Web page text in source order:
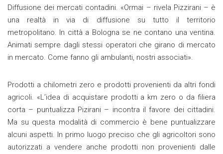
Diffusione dei mercati contadini. «Ormai – rivela Pizzirani – è
una realtà in via di diffusione su tutto il territorio
metropolitano. In città a Bologna se ne contano una ventina.
Animati sempre dagli stessi operatori che girano di mercato
in mercato. Come fanno gli ambulanti, nostri associati».
Prodotti a chilometri zero e prodotti provenienti da altri fondi
agricoli. «L’idea di acquistare prodotti a km zero o da filiera
corta – puntualizza Pizirani – incontra il favore dei cittadini.
Ma su questa modalità di commercio è bene puntualizzare
alcuni aspetti. In primo luogo preciso che gli agricoltori sono
autorizzati a vendere anche prodotti non provenienti dalle